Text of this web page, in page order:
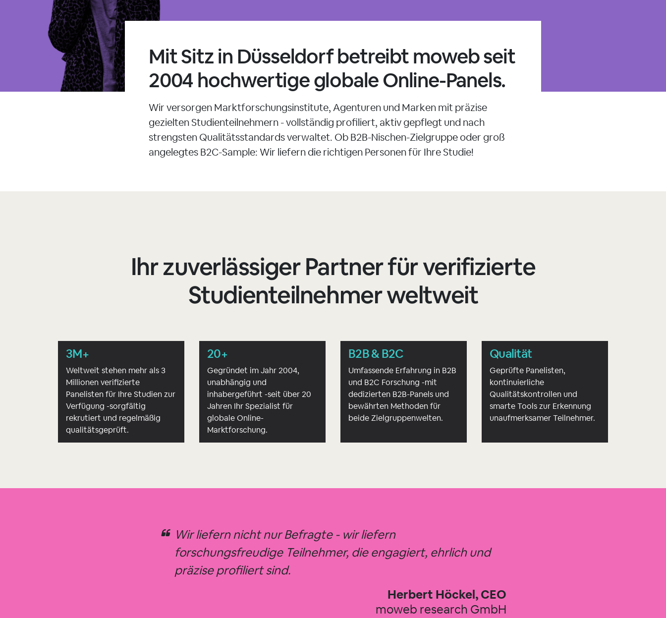
Mit Sitz in Düsseldorf betreibt moweb seit
2004 hochwertige globale Online-Panels.
Wir versorgen Marktforschungsinstitute, Agenturen und Marken mit präzise
gezielten Studienteilnehmern - vollständig profiliert, aktiv gepflegt und nach
strengsten Qualitätsstandards verwaltet. Ob B2B-Nischen-Zielgruppe oder groß
angelegtes B2C-Sample: Wir liefern die richtigen Personen für Ihre Studie!
Ihr zuverlässiger Partner für verifizierte
Studienteilnehmer weltweit
3M+
Weltweit stehen mehr als 3
Millionen verifizierte
Panelisten für Ihre Studien zur
Verfügung -sorgfältig
rekrutiert und regelmäßig
qualitätsgeprüft.
20+
Gegründet im Jahr 2004,
unabhängig und
inhabergeführt -seit über 20
Jahren Ihr Spezialist für
globale Online-
Marktforschung.
B2B & B2C
Umfassende Erfahrung in B2B
und B2C Forschung -mit
dedizierten B2B-Panels und
bewährten Methoden für
beide Zielgruppenwelten.
Qualität
Geprüfte Panelisten,
kontinuierliche
Qualitätskontrollen und
smarte Tools zur Erkennung
unaufmerksamer Teilnehmer.
Wir liefern nicht nur Befragte - wir liefern
forschungsfreudige Teilnehmer, die engagiert, ehrlich und
präzise profiliert sind.
Herbert Höckel, CEO
moweb research GmbH